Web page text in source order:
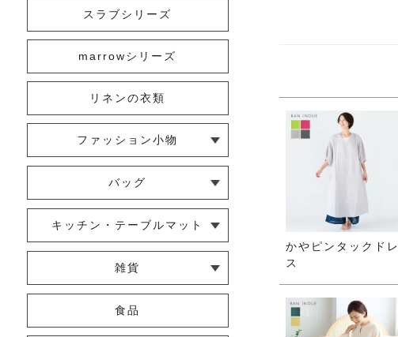
かやピンタックドレ
ス
└ インナー
└ トップス
└ ワンピース
└ スカート
└ 羽織りもの
└ キッズ・ベビースラブシリーズ
marrowシリーズ
リネンの衣類
ファッション小物
└ ショール・ストール
└ 靴下・アームカバー
バッグ
└ ポシェット・ショルダーバッグ
└ トートバッグ
└ 巾着バッグ
キッチン・テーブルマット
└ 蚊帳のふきん
└ かっぽう着・エプロン
└ その他キッチン小物
└ ランチョンマット・プレースマ
ット
└ テーブルランナー・テーブルセ
ンター
雑貨
└ タオル・ハンカチ
食品